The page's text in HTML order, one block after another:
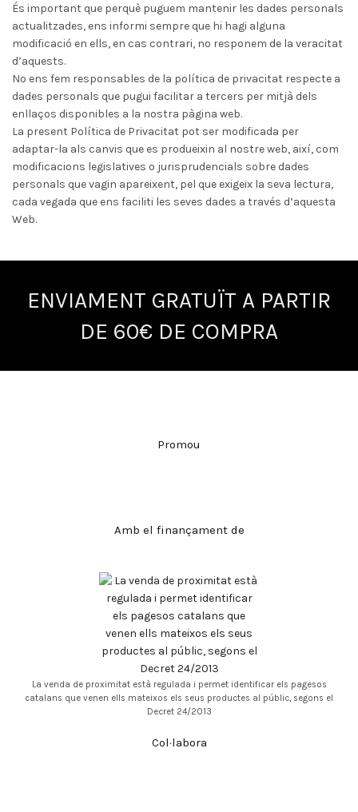
És important que perquè puguem mantenir les dades personals
actualitzades, ens informi sempre que hi hagi alguna
modificació en ells, en cas contrari, no responem de la veracitat
d’aquests.
No ens fem responsables de la política de privacitat respecte a
dades personals que pugui facilitar a tercers per mitjà dels
enllaços disponibles a la nostra pàgina web.
La present Política de Privacitat pot ser modificada per
adaptar-la als canvis que es produeixin al nostre web, així, com
modificacions legislatives o jurisprudencials sobre dades
personals que vagin apareixent, pel que exigeix la seva lectura,
cada vegada que ens faciliti les seves dades a través d’aquesta
Web.
ENVIAMENT GRATUÏT A PARTIR
DE 60€ DE COMPRA
Promou
Amb el finançament de
La venda de proximitat està regulada i permet identificar els pagesos
catalans que venen ells mateixos els seus productes al públic, segons el
Decret 24/2013
Col·labora